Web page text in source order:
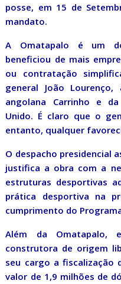
posse, em 15 de
mandato.
A Omatapalo é um
beneficiou de mais
ou contratação
general João
angolana Carrinho e
Unido. É claro que o
entanto, qualquer
O despacho presidencial
justifica a obra com a
estruturas desportivas
prática desportiva na
cumprimento do
Além da Omatapalo,
construtora de origem
seu cargo a fiscalização
valor de 1,9 milhões de